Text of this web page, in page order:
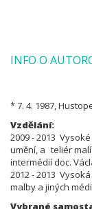
INFO O
* 7. 4. 1987,
Vzdělání:
2009 - 2013
umění, a teliér
intermédií doc.
2012 - 2013
malby a jiných
Vybrané